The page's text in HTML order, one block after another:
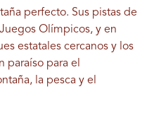
perfecto. Sus pistas de
Olímpicos, y en
estatales cercanos y los
paraíso para el
la pesca y el